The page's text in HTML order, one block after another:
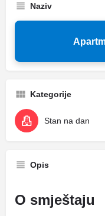
Naziv
Kategorije
Stan na dan
Opis
O smještaju